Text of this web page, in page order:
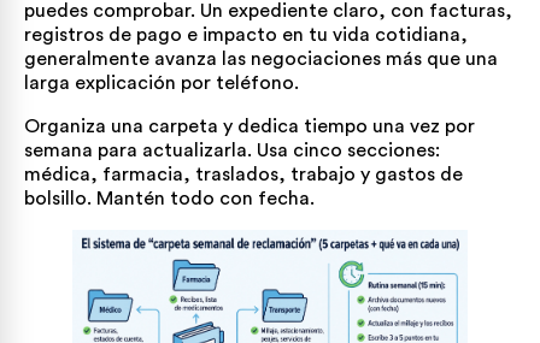
puedes comprobar. Un expediente claro, con facturas,
registros de pago e impacto en tu vida cotidiana,
generalmente avanza las negociaciones más que una
larga explicación por teléfono.
Organiza una carpeta y dedica tiempo una vez por
semana para actualizarla. Usa cinco secciones:
médica, farmacia, traslados, trabajo y gastos de
bolsillo. Mantén todo con fecha.